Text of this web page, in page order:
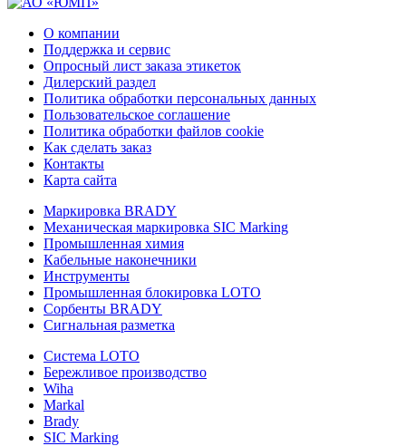
О компании
Поддержка и сервис
Опросный лист заказа этикеток
Дилерский раздел
Политика обработки персональных данных
Пользовательское соглашение
Политика обработки файлов cookie
Как сделать заказ
Контакты
Карта сайта
Маркировка BRADY
Механическая маркировка SIC Marking
Промышленная химия
Кабельные наконечники
Инструменты
Промышленная блокировка LOTO
Сорбенты BRADY
Сигнальная разметка
Система LOTO
Бережливое производство
Wiha
Markal
Brady
SIC Marking